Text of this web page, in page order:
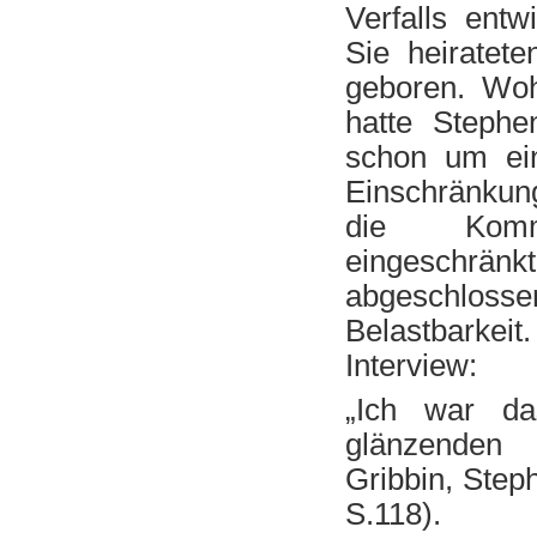
Verfalls
Sie
geboren.
hatte
schon um
die
Interview:
„Ich war
Gribbin,
S.118).